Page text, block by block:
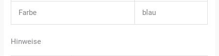
Farbe blau
Hinweise